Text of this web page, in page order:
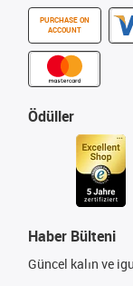
PURCHASE ON
ACCOUNT
Ödüller
Haber Bülteni
Güncel kalın ve